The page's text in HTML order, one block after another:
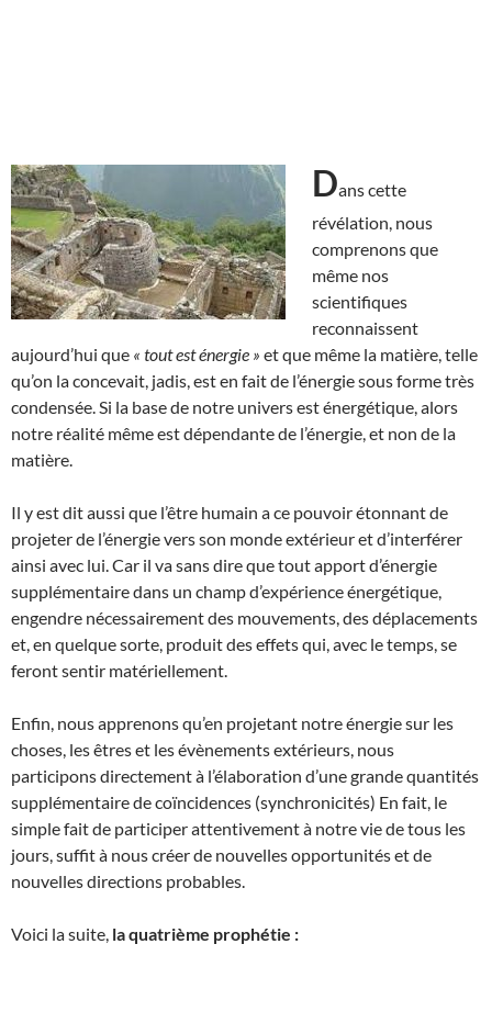
Dans cette
révélation, nous
comprenons que
même nos
scientifiques
reconnaissent
aujourd’hui que « tout est énergie » et que même la matière, telle
qu’on la concevait, jadis, est en fait de l’énergie sous forme très
condensée. Si la base de notre univers est énergétique, alors
notre réalité même est dépendante de l’énergie, et non de la
matière.
Il y est dit aussi que l’être humain a ce pouvoir étonnant de
projeter de l’énergie vers son monde extérieur et d’interférer
ainsi avec lui. Car il va sans dire que tout apport d’énergie
supplémentaire dans un champ d’expérience énergétique,
engendre nécessairement des mouvements, des déplacements
et, en quelque sorte, produit des effets qui, avec le temps, se
feront sentir matériellement.
Enfin, nous apprenons qu’en projetant notre énergie sur les
choses, les êtres et les évènements extérieurs, nous
participons directement à l’élaboration d’une grande quantités
supplémentaire de coïncidences (synchronicités) En fait, le
simple fait de participer attentivement à notre vie de tous les
jours, suffit à nous créer de nouvelles opportunités et de
nouvelles directions probables.
Voici la suite, la quatrième prophétie :